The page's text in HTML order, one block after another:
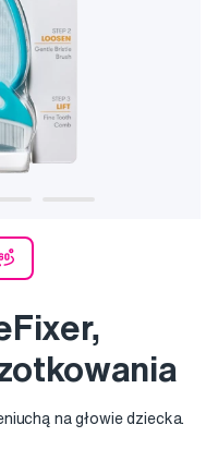
na głowie dziecka.